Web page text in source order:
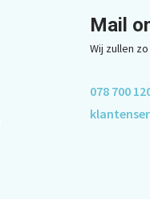
Mail
Wij zullen
078 700